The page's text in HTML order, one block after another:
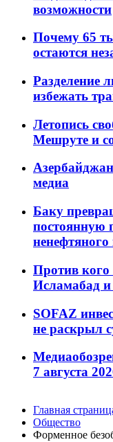
возможности
Почему 65
остаются
Разделение
избежать
Летопись
Мешруте и
медиа
Баку
постоянную
Против
Исламабад
SOFAZ
не раскрыл
7 августа
Главная
Общество
Форменное